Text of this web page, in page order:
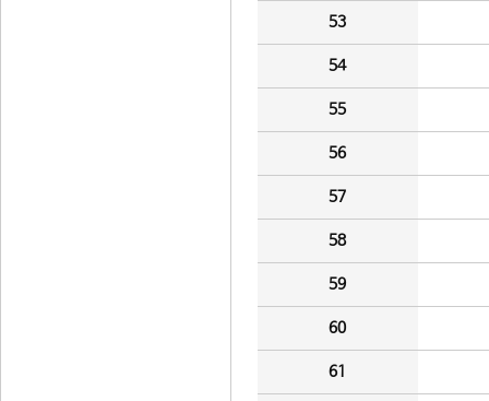
53
54
55
56
57
58
59
60
61